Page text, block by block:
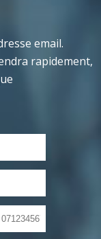
email.
rapidement,